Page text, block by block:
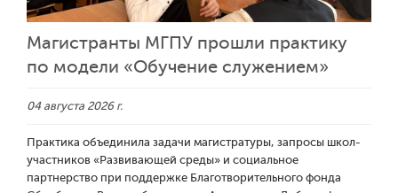
Магистранты МГПУ прошли практику
по модели «Обучение служением»
04 августа 2026 г.
Практика объединила задачи магистратуры, запросы школ-
участников «Развивающей среды» и социальное
партнерство при поддержке Благотворительного фонда